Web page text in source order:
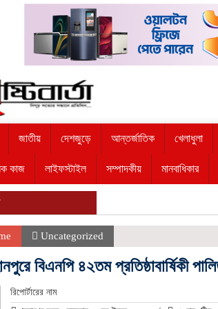
জাতীয় দেশজুড়ে আন্তর্জাতিক খেলাধুলা
কাজ লাইফস্টাইল সম্পাদকীয় মানবাধিকার
Uncategorized
বিএনপি ৪২তম প্রতিষ্ঠাবার্ষিকী
রিপোর্টারের নাম